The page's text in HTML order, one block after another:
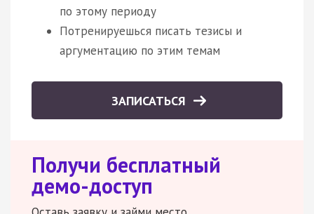
по этому периоду
Потренируешься писать тезисы и
аргументацию по этим темам
ЗАПИСАТЬСЯ
Получи бесплатный
демо-доступ